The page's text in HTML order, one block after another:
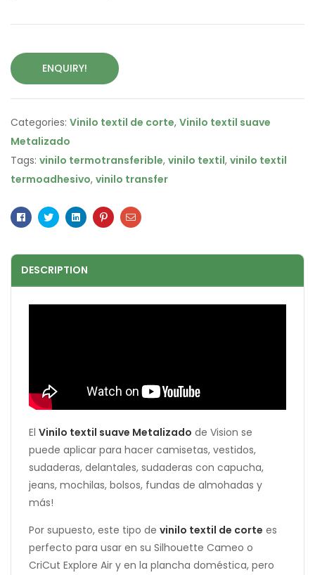
ENQUIRY!
Categories: Vinilo textil de corte, Vinilo textil suave
Metalizado
Tags: vinilo termotransferible, vinilo textil, vinilo textil
termoadhesivo, vinilo transfer
Facebook
TwitterLinkedinPinterestEmail
DESCRIPTION
El Vinilo textil suave Metalizado de Vision se
puede aplicar para hacer camisetas, vestidos,
sudaderas, delantales, sudaderas con capucha,
jeans, mochilas, bolsos, fundas de almohadas y
más!
Por supuesto, este tipo de vinilo textil de corte es
perfecto para usar en su Silhouette Cameo o
CriCut Explore Air y en la plancha doméstica, pero